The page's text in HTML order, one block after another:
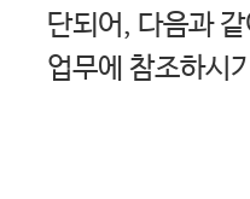
단되어, 다음과
업무에 참조하시